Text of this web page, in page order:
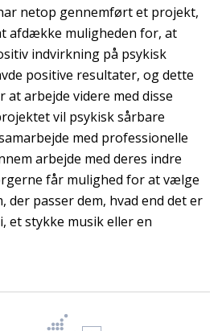
netop gennemført et projekt,
afdække muligheden for, at
indvirkning på psykisk
positive resultater, og dette
arbejde videre med disse
vil psykisk sårbare
med professionelle
arbejde med deres indre
får mulighed for at vælge
der passer dem, hvad end det er
et stykke musik eller en